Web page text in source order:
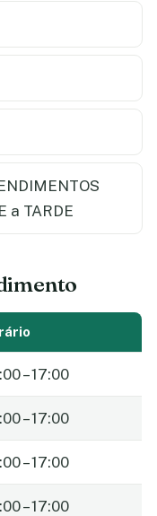
a TARDE
– 17:00
– 17:00
– 17:00
– 17:00